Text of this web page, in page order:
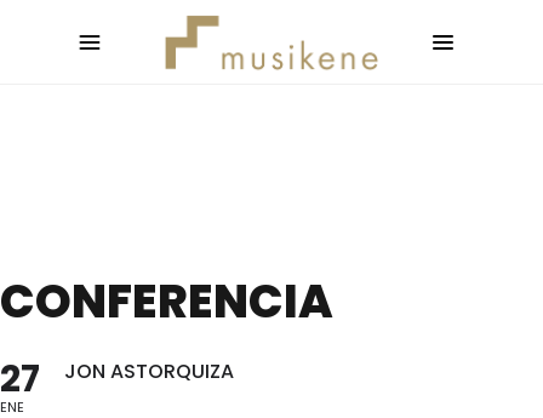
CONFERENCIA
27
ENE
JON ASTORQUIZA